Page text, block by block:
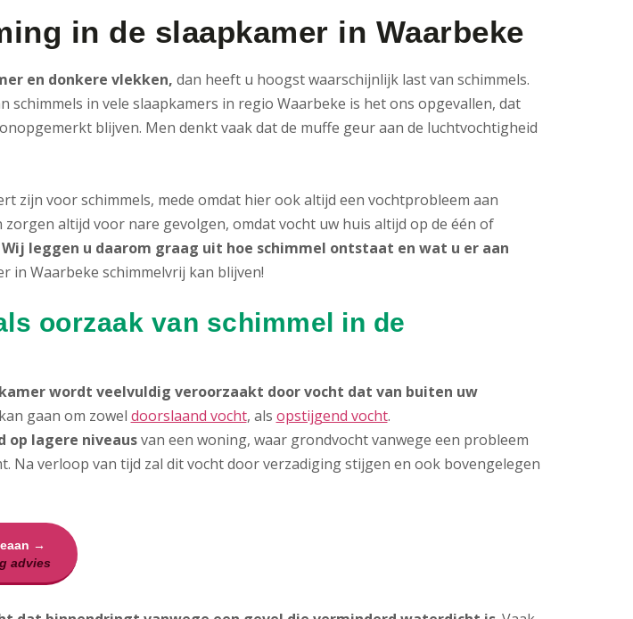
in de slaapkamer in Waarbeke
en donkere vlekken, dan heeft u hoogst waarschijnlijk last van schimmels.
schimmels in vele slaapkamers in regio Waarbeke is het ons opgevallen, dat
blijven. Men denkt vaak dat de muffe geur aan de luchtvochtigheid
zijn voor schimmels, mede omdat hier ook altijd een vochtprobleem aan
altijd voor nare gevolgen, omdat vocht uw huis altijd op de één of
Wij leggen u daarom graag uit hoe schimmel ontstaat en wat u er aan
in Waarbeke schimmelvrij kan blijven!
oorzaak van schimmel in de
wordt veelvuldig veroorzaakt door vocht dat van buiten uw
gaan om zowel doorslaand vocht, als opstijgend vocht.
lagere niveausvan een woning, waar grondvocht vanwege een probleem
Na verloop van tijd zal dit vocht door verzadiging stijgen en ook bovengelegen
→
advies